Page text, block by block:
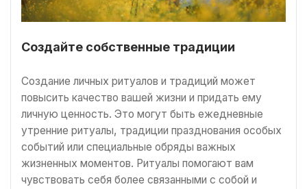
Создайте собственные традиции
Создание личных ритуалов и традиций может
повысить качество вашей жизни и придать ему
личную ценность. Это могут быть ежедневные
утренние ритуалы, традиции празднования особых
событий или специальные обряды важных
жизненных моментов. Ритуалы помогают вам
чувствовать себя более связанными с собой и